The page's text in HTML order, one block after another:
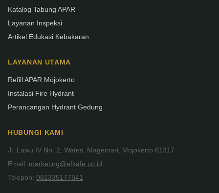
Katalog Tabung APAR
Layanan Inspeksi
Artikel Edukasi Kebakaran
LAYANAN UTAMA
Refill APAR Mojokerto
Instalasi Fire Hydrant
Perancangan Hydrant Gedung
HUBUNGI KAMI
Jl. Lawu IV No. 2, Wates, Magersari, Mojokerto 61317
Email: marketing@efkafe.co.id
Telepon: 081335177841